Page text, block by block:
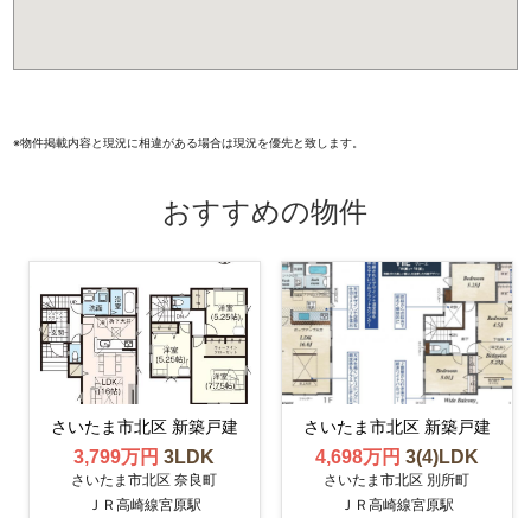
※物件掲載内容と現況に相違がある場合は現況を優先と致します。
おすすめの物件
さいたま市北区 新築戸建
3,799万円3LDK
さいたま市北区 奈良町
ＪＲ高崎線宮原駅
さいたま市北区 新築戸建
4,698万円 3(4)LDK
さいたま市北区 別所町
ＪＲ高崎線宮原駅